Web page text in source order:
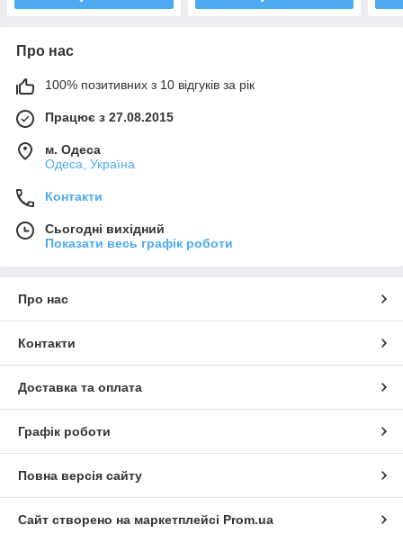
Про нас
100% позитивних з 10 відгуків за рік
Працює з 27.08.2015
м. Одеса
Одеса, Україна
Контакти
Сьогодні вихідний
Показати весь графік роботи
Про нас
Контакти
Доставка та оплата
Графік роботи
Повна версія сайту
Сайт створено на маркетплейсі Prom.ua